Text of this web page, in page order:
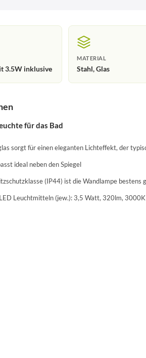
3.5W inklusive
MATERIAL
Stahl, Glas
für das Bad
sorgt für einen eleganten Lichteffekt, der
ideal neben den Spiegel
(IP44) ist die Wandlampe bestens
Leuchtmitteln (jew.): 3,5 Watt, 320lm, 3000K